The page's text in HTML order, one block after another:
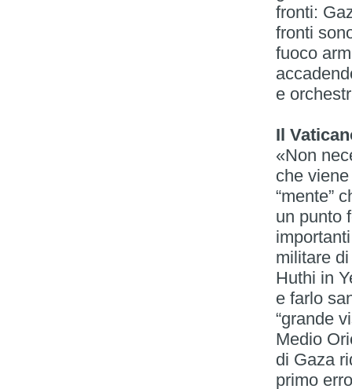
fronti:
fronti
fuoco
e
Il
«Non
che
“mente”
un punto
militare
Huthi in
e farlo
“grande
Medio
di Gaza
primo